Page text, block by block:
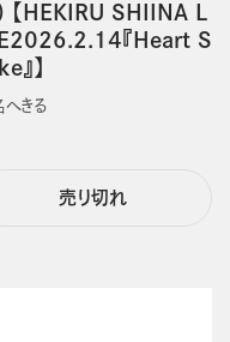
【HEKIRU SHIINA L
『Heart S
』】
へきる
売り切れ